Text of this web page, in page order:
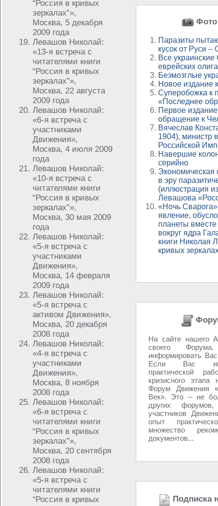
“Россия в кривых
зеркалах”»,
Москва, 5 декабря
2009 года
Левашов Николай:
«13-я встреча с
читателями книги
“Россия в кривых
зеркалах”»,
Москва, 22 августа
2009 года
Левашов Николай:
«6-я встреча с
участниками
Движения»,
Москва, 4 июля 2009
года
Левашов Николай:
«10-я встреча с
читателями книги
“Россия в кривых
зеркалах”»,
Москва, 30 мая 2009
года
Левашов Николай:
«5-я встреча с
участниками
Движения»,
Москва, 14 февраля
2009 года
Левашов Николай:
«5-я встреча с
активом Движения»,
Москва, 20 декабря
2008 года
Левашов Николай:
«4-я встреча с
участниками
Движения»,
Москва, 8 ноября
2008 года
Левашов Николай:
«6-я встреча с
читателями книги
“Россия в кривых
зеркалах”»,
Москва, 20 сентября
2008 года
Левашов Николай:
«5-я встреча с
читателями книги
“Россия в кривых
Фото
Паразиты
кусок от Руси –
Все
еврейских
Безмозглые
Новое издание
Суперобожка к
«Последнее
Первое
обращение к
Вячеслав
1904), министр
Российской
Навершие
серийно
Экономическая
в эру
(иллюстрация
Левашова
«Ночь
явление,
планеты
вокруг ядра
книги Николая
кривых
На сайте нашего
своего
информировать
Если Вас
практической
кризисного
Форум Движения
Век». Это – не
других
участников
опыт
множество
документов...
Подписка